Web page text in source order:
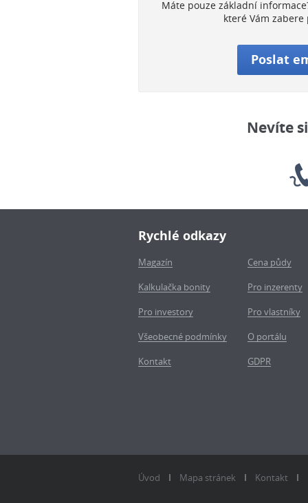
Máte pouze základní
které Vám
Poslat
Nevíte
Rychlé odkazy
Magazín
Cena půdy
Kalkulačka bonity
Pro inzerenty
Pro investory
Pro vlastníky
Všeobecné podmínky
O portálu
Kontakt
GDPR
Úvod Mapa stránek Kontakt